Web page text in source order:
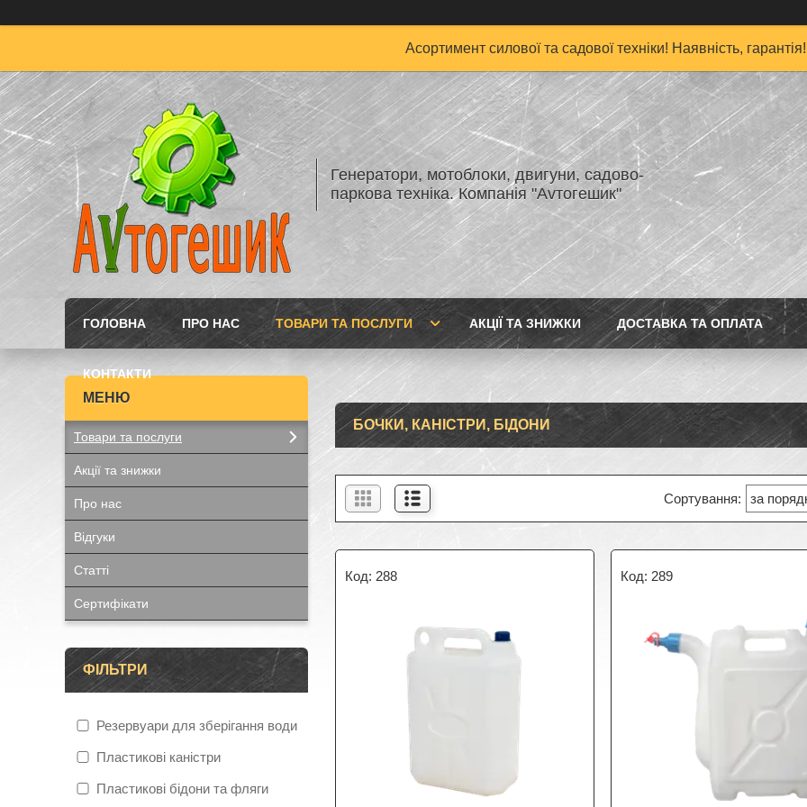
Асортимент силової та садової техніки! Наявність, гарантія!
Генератори, мотоблоки, двигуни, садово-
паркова техніка. Компанія "Аvтогешик"
ГОЛОВНА ПРО НАС ТОВАРИ ТА ПОСЛУГИ АКЦІЇ ТА ЗНИЖКИ ДОСТАВКА ТА ОПЛАТА
КОНТАКТИ
БОЧКИ, КАНІСТРИ, БІДОНИ
288 289
Товари та послуги
Акції та знижки
Про нас
Відгуки
Статті
Сертифікати
ФІЛЬТРИ
Резервуари для зберігання води
Пластикові каністри
Пластикові бідони та фляги